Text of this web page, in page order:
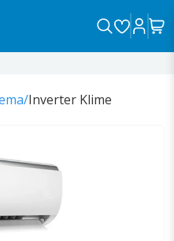
/Inverter Klime